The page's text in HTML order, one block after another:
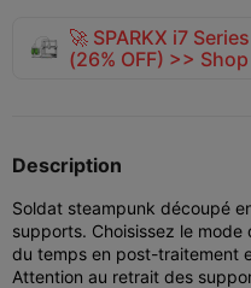
🚀 SPARKX i7
(26% OFF) >>
Description
Soldat steampunk découpé
supports. Choisissez le
du temps en post-traitement
Attention au retrait des